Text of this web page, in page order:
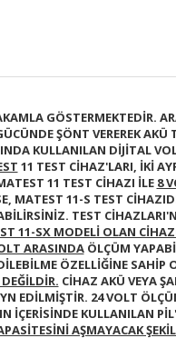
GÖSTERMEKTEDİR.
ŞÖNT VEREREK AKÜ
KULLANILAN DİJİTAL
11 TEST CİHAZ'LARI, İKİ
11 TEST CİHAZI İLE 8
MATEST 11-S TEST
TEST
11-SX MODELİ OLAN
ARASINDA ÖLÇÜM
ÖZELLİĞİNE SAHİP
CİHAZ AKÜ VEYA
EDİLMİŞTİR. 24 VOLT
İÇERİSİNDE KULLANILAN
AŞMAYACAK